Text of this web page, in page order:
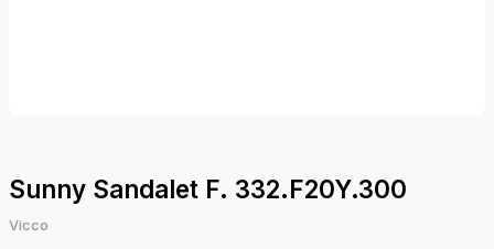
Sunny Sandalet F. 332.F20Y.300
Vicco